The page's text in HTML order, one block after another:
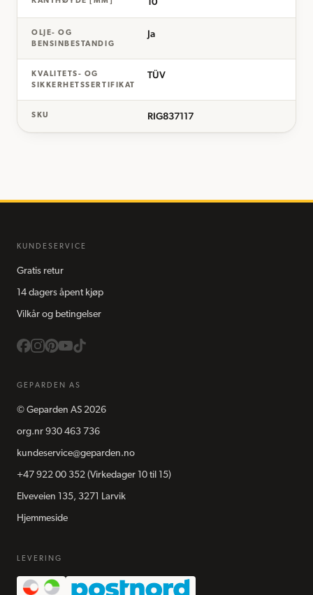
OLJE- OG
BENSINBESTANDIG
Ja
KVALITETS- OG
SIKKERHETSSERTIFIKAT
TÜV
SKU RIG837117
KUNDESERVICE
Gratis retur
14 dagers åpent kjøp
Vilkår og betingelser
GEPARDEN AS
© Geparden AS 2026
org.nr 930 463 736
kundeservice@geparden.no
+47 922 00 352 (Virkedager 10 til 15)
Elveveien 135, 3271 Larvik
Hjemmeside
LEVERING